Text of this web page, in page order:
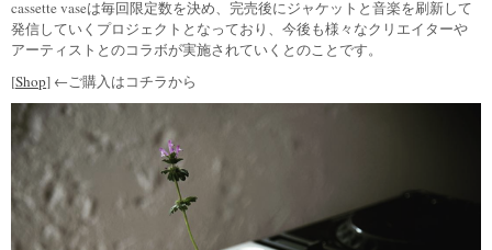
cassette vaseは毎回限定数を決め、完売後にジャケットと音楽を刷新して
発信していくプロジェクトとなっており、今後も様々なクリエイターや
アーティストとのコラボが実施されていくとのことです。
[Shop] ←ご購入はコチラから